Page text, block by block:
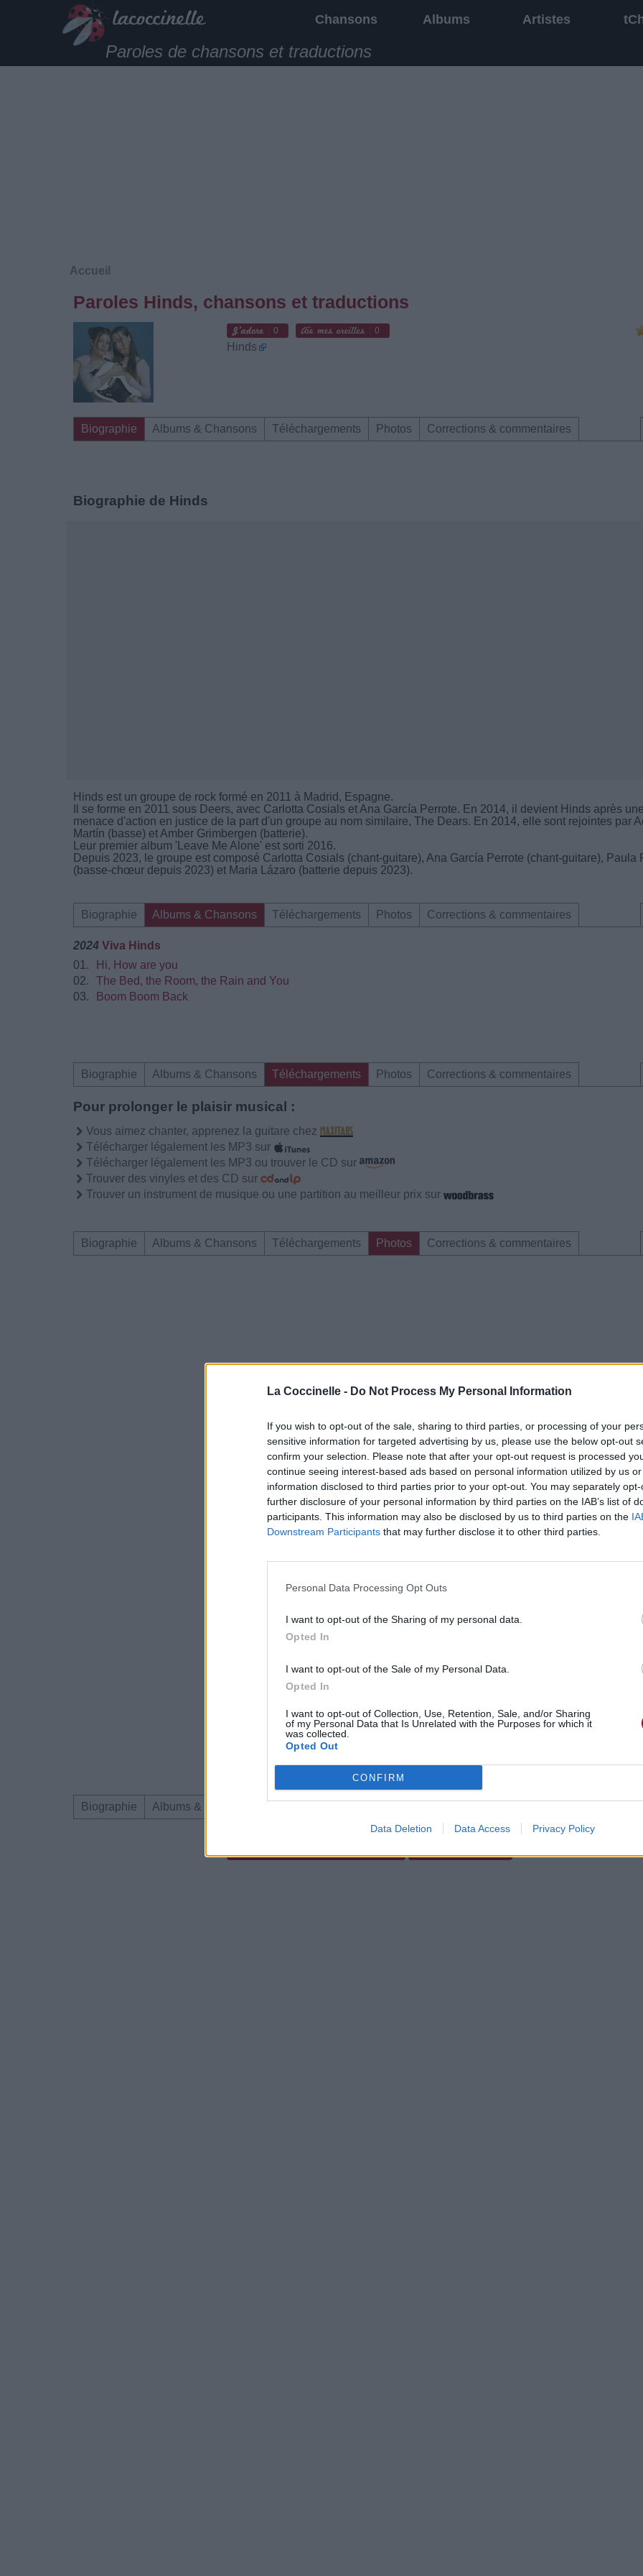
La Coccinelle - Do Not Process My Personal Information
If you wish to opt-out of the sale, sharing to third parties, or processing of your
sensitive information for targeted advertising by us, please use the below opt-out
confirm your selection. Please note that after your opt-out request is processed
continue seeing interest-based ads based on personal information utilized by us
information disclosed to third parties prior to your opt-out. You may separately
further disclosure of your personal information by third parties on the IAB’s list of
participants. This information may also be disclosed by us to third parties on the
Downstream Participants that may further disclose it to other third parties.
Personal Data Processing Opt Outs
I want to opt-out of the Sharing of my personal data.
Opted In
I want to opt-out of the Sale of my Personal Data.
Opted In
I want to opt-out of Collection, Use, Retention, Sale, and/or Sharing
of my Personal Data that Is Unrelated with the Purposes for which it
was collected.
Opted Out
CONFIRM
Data Deletion Data Access Privacy Policy
Chansons Albums Artistes
Paroles de chansons et traductions
Accueil
Paroles Hinds, chansons et traductions
0 0
Hinds
Biographie Albums & Chansons Téléchargements Photos Corrections & commentaires
Biographie de Hinds
Hinds est un groupe de rock formé en 2011 à Madrid, Espagne.
Il se forme en 2011 sous Deers, avec Carlotta Cosials et Ana García Perrote. En 2014, il devient Hinds après
menace d'action en justice de la part d'un groupe au nom similaire, The Dears. En 2014, elle sont rejointes par
Martín (basse) et Amber Grimbergen (batterie).
Leur premier album 'Leave Me Alone' est sorti 2016.
Depuis 2023, le groupe est composé Carlotta Cosials (chant-guitare), Ana García Perrote (chant-guitare), Paula
(basse-chœur depuis 2023) et Maria Lázaro (batterie depuis 2023).
Biographie Albums & Chansons Téléchargements Photos Corrections & commentaires
2024 Viva Hinds
01.
Hi, How are you
02.
The Bed, the Room, the Rain and You
03.
Boom Boom Back
Biographie Albums & Chansons Téléchargements Photos Corrections & commentaires
Pour prolonger le plaisir musical :
Vous aimez chanter, apprenez la guitare chez
Télécharger légalement les MP3 sur
Télécharger légalement les MP3 ou trouver le CD sur
Trouver des vinyles et des CD sur
Trouver un instrument de musique ou une partition au meilleur prix sur
Biographie Albums & Chansons Téléchargements Photos Corrections & commentaires
Biographie Albums & Chansons